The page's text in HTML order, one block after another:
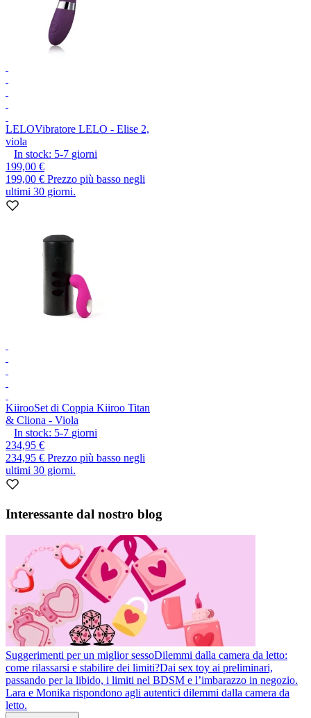
LELOVibratore LELO - Elise 2,
viola
In stock: 5-7 giorni
199,00 €
199,00 € Prezzo più basso negli
ultimi 30 giorni.
KiirooSet di Coppia Kiiroo Titan
& Cliona - Viola
In stock: 5-7 giorni
234,95 €
234,95 € Prezzo più basso negli
ultimi 30 giorni.
Interessante dal nostro blog
Suggerimenti per un miglior sessoDilemmi dalla camera da letto:
come rilassarsi e stabilire dei limiti?Dai sex toy ai preliminari,
passando per la libido, i limiti nel BDSM e l’imbarazzo in negozio.
Lara e Monika rispondono agli autentici dilemmi dalla camera da
letto.